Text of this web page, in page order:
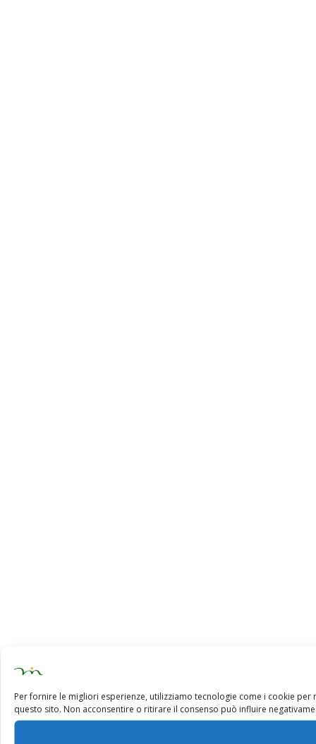
Per fornire le migliori esperienze, utilizziamo tecnologie come i cookie
questo sito. Non acconsentire o ritirare il consenso può influire